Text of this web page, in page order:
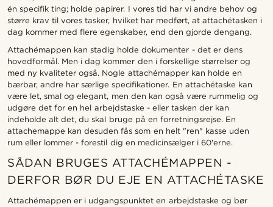
én specifik ting; holde papirer. I vores tid har vi andre behov og
større krav til vores tasker, hvilket har medført, at attachétasken i
dag kommer med flere egenskaber, end den gjorde dengang.
Attachémappen kan stadig holde dokumenter - det er dens
hovedformål. Men i dag kommer den i forskellige størrelser og
med ny kvaliteter også. Nogle attachémapper kan holde en
bærbar, andre har særlige specifikationer. En attachétaske kan
være let, smal og elegant, men den kan også være rummelig og
udgøre det for en hel arbejdstaske - eller tasken der kan
indeholde alt det, du skal bruge på en forretningsrejse. En
attachemappe kan desuden fås som en helt "ren" kasse uden
rum eller lommer - forestil dig en medicinsælger i 60'erne.
SÅDAN BRUGES ATTACHÉMAPPEN -
DERFOR BØR DU EJE EN ATTACHÉTASKE
Attachémappen er i udgangspunktet en arbejdstaske og bør